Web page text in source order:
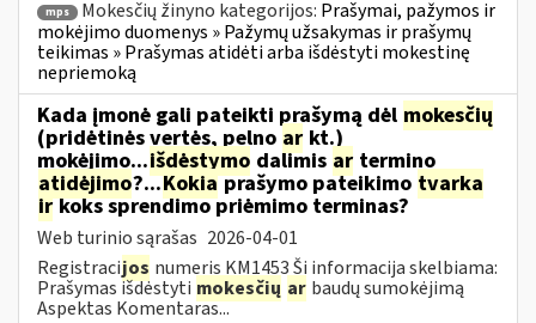
mps
Mokesčių žinyno kategorijos: Prašymai, pažymos ir
mokėjimo duomenys » Pažymų užsakymas ir prašymų
teikimas » Prašymas atidėti arba išdėstyti mokestinę
nepriemoką
Kada įmonė gali pateikti prašymą dėl mokesčių
(pridėtinės vertės, pelno ar kt.)
mokėjimo...išdėstymo dalimis ar termino
atidėjimo?...Kokiaprašymo pateikimo tvarka
irkoks sprendimo priėmimo terminas?
Web turinio sąrašas 2026-04-01
Registracijos numeris KM1453 Ši informacija skelbiama:
Prašymas išdėstyti mokesčių ar baudų sumokėjimą
Aspektas Komentaras...